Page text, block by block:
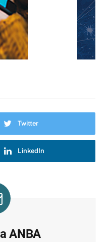
Twitter
LinkedIn
ANBA